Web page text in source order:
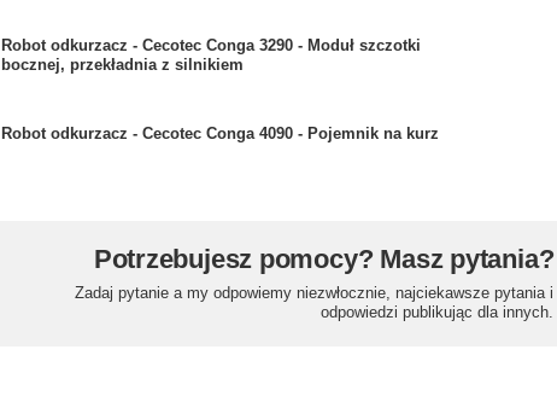
Robot odkurzacz - Cecotec Conga 3290 - Moduł szczotki
bocznej, przekładnia z silnikiem
Robot odkurzacz - Cecotec Conga 4090 - Pojemnik na kurz
Potrzebujesz pomocy? Masz pytania?
Zadaj pytanie a my odpowiemy niezwłocznie, najciekawsze pytania i
odpowiedzi publikując dla innych.